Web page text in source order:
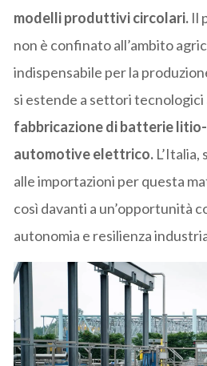
modelli produttivi circolari. Il
non è confinato all’ambito
indispensabile per la
si estende a settori tecnologici
fabbricazione di batterie
automotive elettrico.
alle importazioni per questa
così davanti a un’opportunità
autonomia e resilienza